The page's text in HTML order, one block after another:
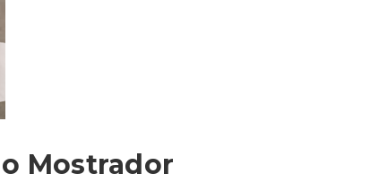
Mostrador